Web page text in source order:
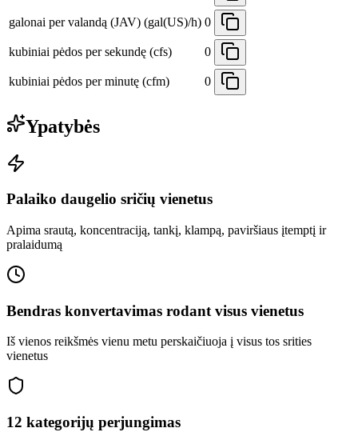
galonai per valandą (JAV) (gal(US)/h) 0
kubiniai pėdos per sekundę (cfs) 0
kubiniai pėdos per minutę (cfm) 0
Ypatybės
Palaiko daugelio sričių vienetus
Apima srautą, koncentraciją, tankį, klampą, paviršiaus įtemptį ir
pralaidumą
Bendras konvertavimas rodant visus vienetus
Iš vienos reikšmės vienu metu perskaičiuoja į visus tos srities
vienetus
12 kategorijų perjungimas